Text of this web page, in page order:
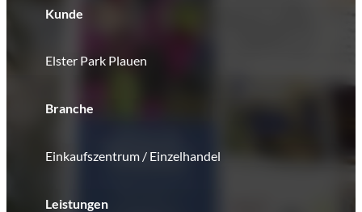
Kunde
Elster Park Plauen
Branche
Einkaufszentrum / Einzelhandel
Leistungen